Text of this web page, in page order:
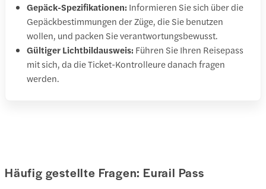
Gepäck-Spezifikationen: Informieren Sie sich über die
Gepäckbestimmungen der Züge, die Sie benutzen
wollen, und packen Sie verantwortungsbewusst.
Gültiger Lichtbildausweis: Führen Sie Ihren Reisepass
mit sich, da die Ticket-Kontrolleure danach fragen
werden.
Häufig gestellte Fragen: Eurail Pass